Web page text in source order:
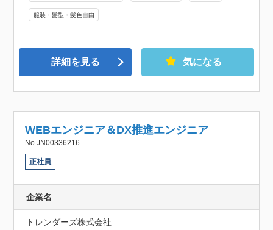
服装・髪型・髪色自由
詳細を見る 気になる
WEBエンジニア＆DX推進エンジニア
No.JN00336216
正社員
企業名
トレンダーズ株式会社